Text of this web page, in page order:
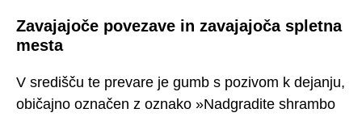
Zavajajoče povezave in zavajajoča spletna
mesta
V središču te prevare je gumb s pozivom k dejanju,
običajno označen z oznako »Nadgradite shrambo